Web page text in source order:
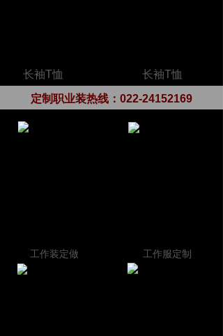
长袖T恤 长袖T恤
定制职业装热线： 022-24152169
工作服定制
工作装定做